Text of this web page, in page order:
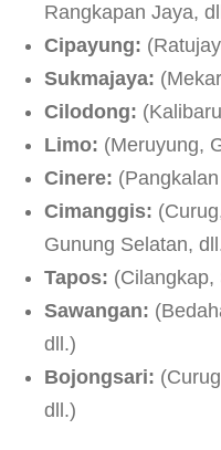
Rangkapan Jaya,
Cipayung:
Sukmajaya:
Cilodong:
Limo: (Meruyung,
Cinere:
Cimanggis:
Gunung Selatan,
Tapos: (Cilangkap,
Sawangan:
dll.)
Bojongsari:
dll.)